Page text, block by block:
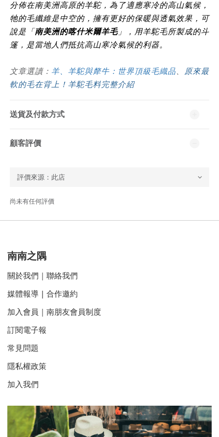
分佈在南美洲高原的羊駝，為了適應寒冷的高山氣候，
牠的毛纖維是中空的，擁有更好的保暖與透氣效果，可
說是「 南美洲的喀什米爾羊毛」，用羊駝毛所製成的斗
篷，是當地人們抵抗高山寒冷氣候的利器。
文章選讀： 羊、羊駝與犛牛：世界頂級毛織品
原來最
軟的毛在背上！羊駝毛料完整介紹
送貨及付款方式
顧客評價
尚未有任何評價
南南之隅
關於我們 聯絡我們
媒體報導 合作邀約
加入會員｜南朋友會員制度
訂閱電子報
常見問題
隱私權政策
加入我們